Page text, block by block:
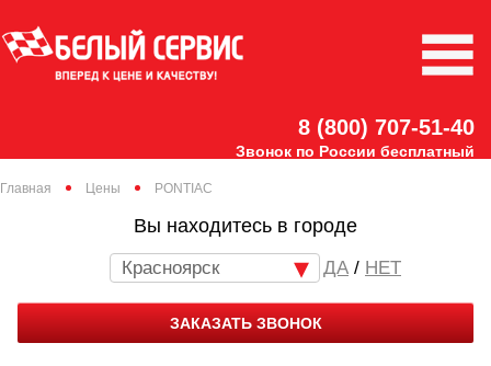
8 (800) 707-51-40
Звонок по России бесплатный
Главная Цены PONTIAC
Вы находитесь в городе
Красноярск / НЕТ
ЗАКАЗАТЬ ЗВОНОК